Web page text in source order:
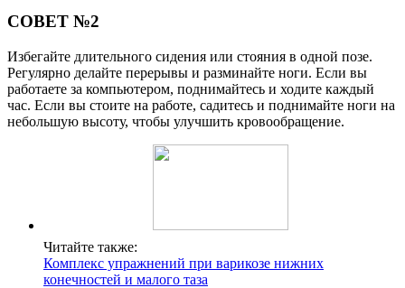
СОВЕТ №2
Избегайте длительного сидения или стояния в одной позе.
Регулярно делайте перерывы и разминайте ноги. Если вы
работаете за компьютером, поднимайтесь и ходите каждый
час. Если вы стоите на работе, садитесь и поднимайте ноги на
небольшую высоту, чтобы улучшить кровообращение.
Читайте также:
Комплекс упражнений при варикозе нижних
конечностей и малого таза